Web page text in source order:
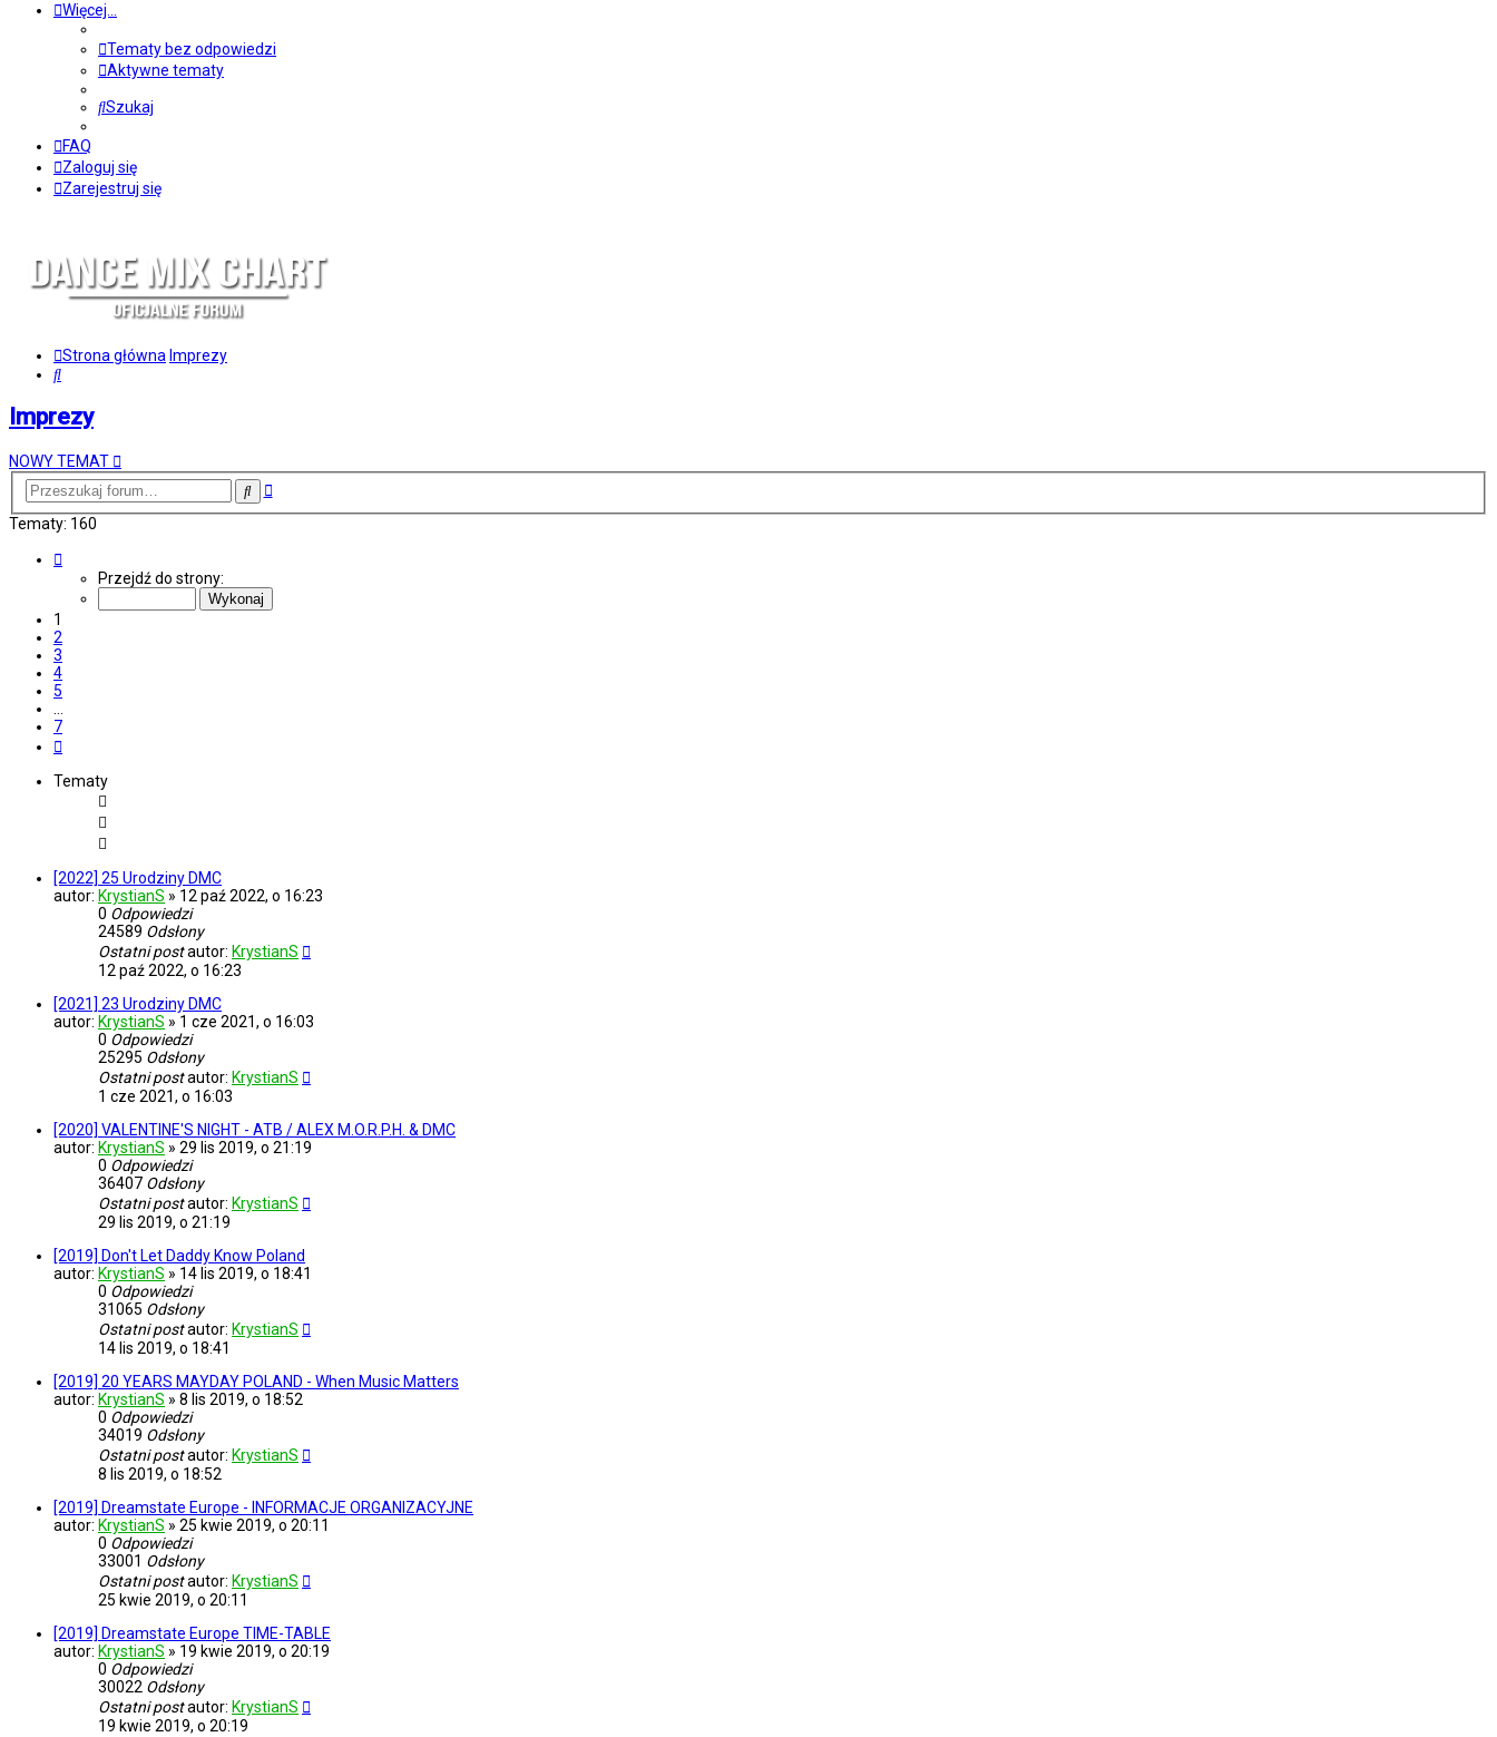
Więcej…
Tematy bez odpowiedzi
Aktywne tematy
Szukaj
FAQ
Zaloguj się
Zarejestruj się
Strona główna Imprezy
Szukaj
Imprezy
NOWY TEMAT
SzukajWyszukiwanie
Tematy: 160
Przejdź do strony:
1
2
3
4
5
…
7
Tematy
[2022] 25 Urodziny DMC
autor: KrystianS » 12 paź 2022, o 16:23
0 Odpowiedzi
24589 Odsłony
Ostatni postautor: KrystianS
12 paź 2022, o 16:23
[2021] 23 Urodziny DMC
autor: KrystianS » 1 cze 2021, o 16:03
0 Odpowiedzi
25295 Odsłony
Ostatni postautor: KrystianS
1 cze 2021, o 16:03
[2020] VALENTINE'S NIGHT - ATB / ALEX M.O.R.P.H. & DMC
autor: KrystianS » 29 lis 2019, o 21:19
0 Odpowiedzi
36407 Odsłony
Ostatni postautor: KrystianS
29 lis 2019, o 21:19
[2019] Don't Let Daddy Know Poland
autor: KrystianS » 14 lis 2019, o 18:41
0 Odpowiedzi
31065 Odsłony
Ostatni postautor: KrystianS
14 lis 2019, o 18:41
[2019] 20 YEARS MAYDAY POLAND - When Music Matters
autor: KrystianS » 8 lis 2019, o 18:52
0 Odpowiedzi
34019 Odsłony
Ostatni postautor: KrystianS
8 lis 2019, o 18:52
[2019] Dreamstate Europe - INFORMACJE ORGANIZACYJNE
autor: KrystianS » 25 kwie 2019, o 20:11
0 Odpowiedzi
33001 Odsłony
Ostatni postautor: KrystianS
25 kwie 2019, o 20:11
[2019] Dreamstate Europe TIME-TABLE
autor: KrystianS » 19 kwie 2019, o 20:19
0 Odpowiedzi
30022 Odsłony
Ostatni postautor: KrystianS
19 kwie 2019, o 20:19